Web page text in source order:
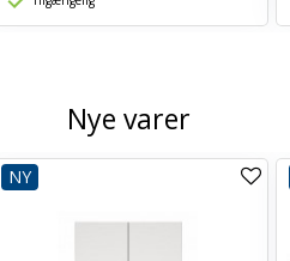
Nye varer
NY